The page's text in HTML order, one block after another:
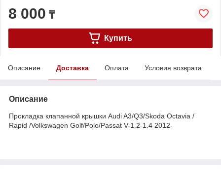
8 000 ₸
Купить
Описание Доставка Оплата Условия возврата
Описание
Прокладка клапанной крышки Audi A3/Q3/Skoda Octavia /
Rapid /Volkswagen Golf/Polo/Passat V-1.2-1.4 2012-